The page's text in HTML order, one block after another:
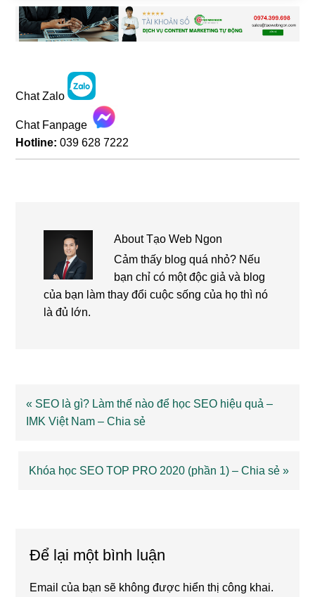
Chat Zalo
Chat Fanpage
Hotline: 039 628 7222
AboutTạo Web Ngon
Cảm thấy blog quá nhỏ? Nếu
bạn chỉ có một độc giả và blog
của bạn làm thay đổi cuộc sống của họ thì nó
là đủ lớn.
Previous
Post:
« SEO là gì? Làm thế nào để học SEO hiệu quả –
IMK Việt Nam – Chia sẻ
Next
Khóa học SEO TOP PRO 2020 (phần 1) – Chia sẻ »
Để lại một bình luận
Email của bạn sẽ không được hiển thị công khai.